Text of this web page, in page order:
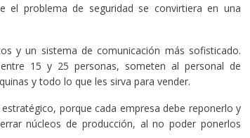
el problema de seguridad se convirtiera en una
y un sistema de comunicación más sofisticado.
15 y 25 personas, someten al personal de
y todo lo que les sirva para vender.
porque cada empresa debe reponerlo y
núcleos de producción, al no poder ponerlos